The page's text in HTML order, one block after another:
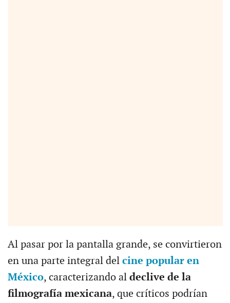
Al pasar por la pantalla grande, se convirtieron
en una parte integral del cine popular en
México, caracterizando al declive de la
filmografía mexicana, que críticos podrían